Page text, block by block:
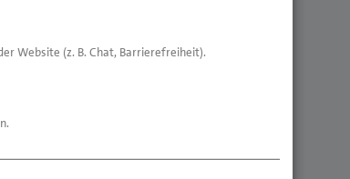
Website (z. B. Chat, Barrierefreiheit).